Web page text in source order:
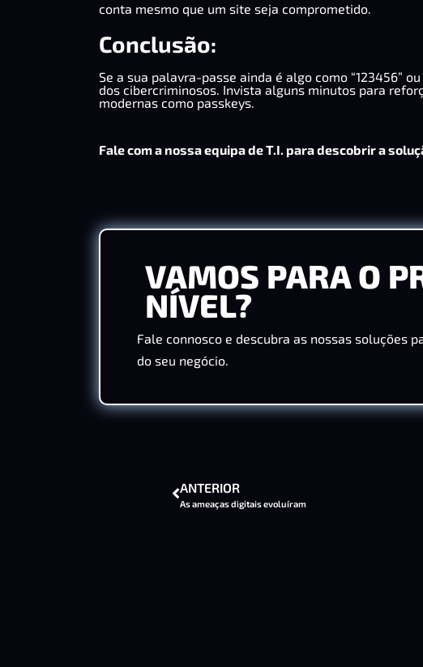
conta mesmo que um site seja comprometido.
Conclusão:
Se a sua palavra-passe ainda é algo como “123456”
dos cibercriminosos. Invista alguns minutos para
modernas como passkeys.
Fale com a nossa equipa de T.I. para descobrir a
VAMOS PARA O
NÍVEL?
Fale connosco e descubra as nossas soluções
do seu negócio.
ANTERIOR
As ameaças digitais evoluíram